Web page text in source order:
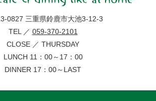
0827 三重県鈴鹿市大池3-12-3
TEL ／ 059-370-2101
CLOSE ／ THURSDAY
LUNCH 11：00～17：00
DINNER 17：00～LAST